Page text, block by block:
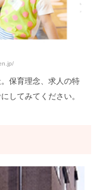
保育理念、求人の特
してみてください。